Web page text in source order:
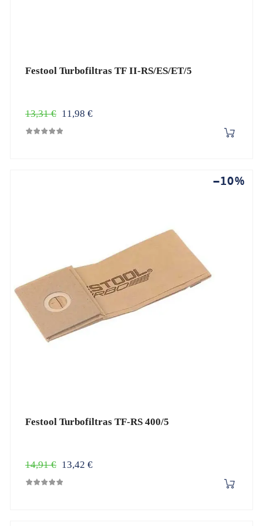
Festool Turbofiltras TF II-RS/ES/ET/5
Įprasta
kaina
13,31 € Kaina
11,98 €
Festool Turbofiltras TF-RS 400/5
Įprasta
kaina
14,91 €
−10%
Kaina
13,42 €